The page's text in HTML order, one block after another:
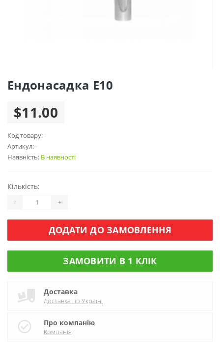
Ендонасадка Е10
$11.00
Код товару:-
Артикул:-
Наявність: В наявності
Кількість:
- +
ДОДАТИ ДО ЗАМОВЛЕННЯ
ЗАМОВИТИ В 1 КЛІК
Доставка
Доставка по Україні
Про компанію
Компанія